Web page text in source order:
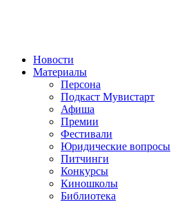
Новости
Материалы
Персона
Подкаст Мувистарт
Афиша
Премии
Фестивали
Юридические вопросы
Питчинги
Конкурсы
Киношколы
Библиотека